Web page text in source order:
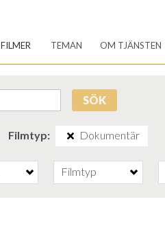
FILMER TEMAN OM TJÄNSTEN
SÖK
Filmtyp Dokumentär
Filmtyp